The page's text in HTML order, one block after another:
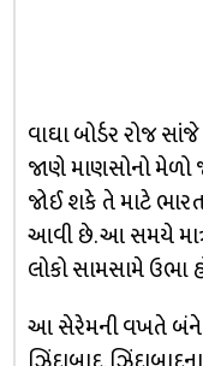
વાઘા બોર્ડર રોજ
જાણે માણસોનો
જોઈ શકે તે માટે
આવી છે. આ સમયે
લોકો સામસામે ઉભા
આ સેરેમની વખતે બંને